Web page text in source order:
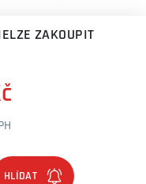
ZAKOUPIT